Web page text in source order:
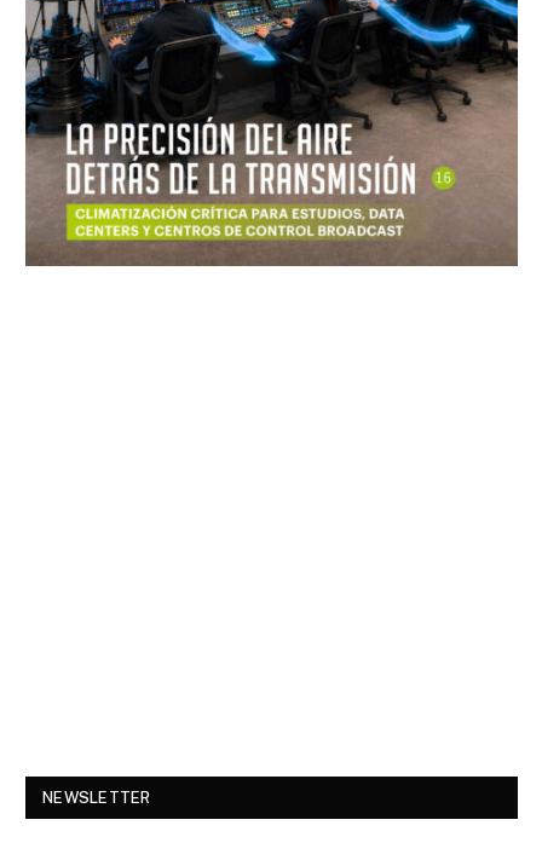
NEWSLETTER